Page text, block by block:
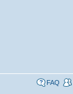
FAQ